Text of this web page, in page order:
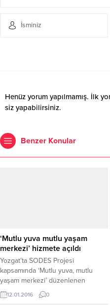
Henüz yorum yapılmamış. İlk
siz yapabilirsiniz.
Benzer Konular
‘Mutlu yuva mutlu yaşam
merkezi’ hizmete açıldı
Yozgat’ta SODES Projesi
kapsamında ‘Mutlu yuva, mutlu
yaşam merkezi’ düzenlenen
törenle hizmete açıldı. Şeyh Osman
Mahallesi Sanayi Caddesi’nde 4
12.01.2016 0